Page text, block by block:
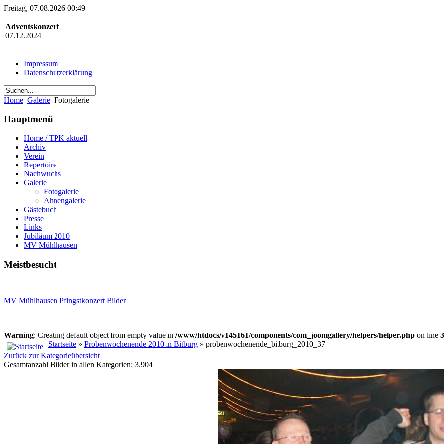
Freitag, 07.08.2026 00:49
Adventskonzert
07.12.2024
Impressum
Datenschutzerklärung
Home Galerie Fotogalerie
Hauptmenü
Home / TPK aktuell
Archiv
Verein
Repertoire
Nachwuchs
Galerie
Fotogalerie
Ahnengalerie
Gästebuch
Presse
Links
Jubiläum 2010
MV Mühlhausen
Meistbesucht
MV Mühlhausen Pfingstkonzert Bilder
Warning: Creating default object from empty value in /www/htdocs/v145161/components/com_joomgallery/helpers/helper.php on line
Startseite » Probenwochenende 2010 in Bitburg » probenwochenende_bitburg_2010_37
Zurück zur Kategorieübersicht
Gesamtanzahl Bilder in allen Kategorien: 3.904